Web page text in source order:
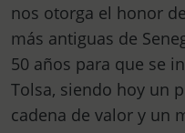
nos otorga el honor
más antiguas de
50 años para que se
Tolsa, siendo hoy un
cadena de valor y un